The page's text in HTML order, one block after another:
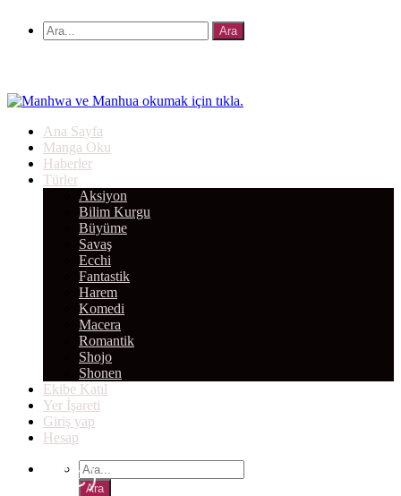
Ana Sayfa
Manga Oku
Haberler
Türler
Aksiyon
Bilim Kurgu
Büyüme
Savaş
Ecchi
Fantastik
Harem
Komedi
Macera
Romantik
Shojo
Shonen
Ekibe Katıl
Yer İşareti
Giriş yap
Hesap